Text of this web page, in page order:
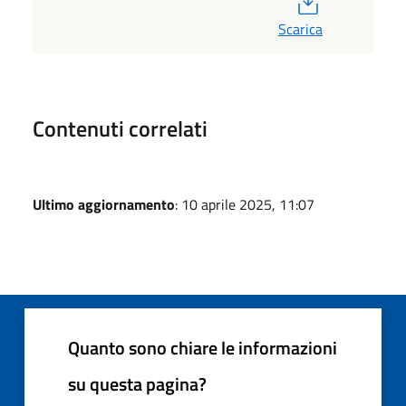
Scarica
Contenuti correlati
Ultimo aggiornamento: 10 aprile 2025, 11:07
Quanto sono chiare le informazioni
su questa pagina?